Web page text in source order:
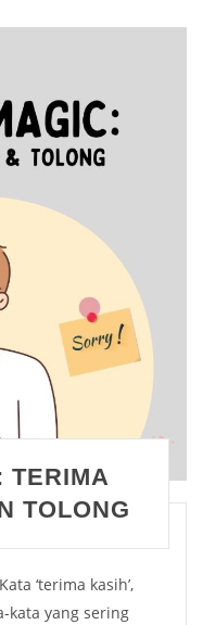
TERIMA
TOLONG
‘terima kasih’,
kata yang sering